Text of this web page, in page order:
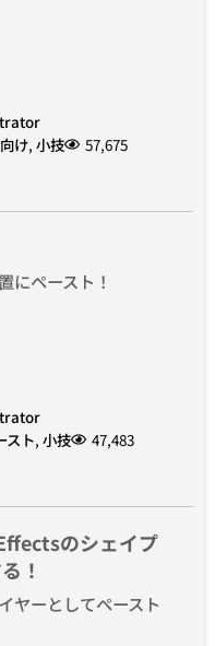
け, 小技 57,675
にペースト！
スト, 小技 47,483
のシェイプ
！
ーとしてペースト